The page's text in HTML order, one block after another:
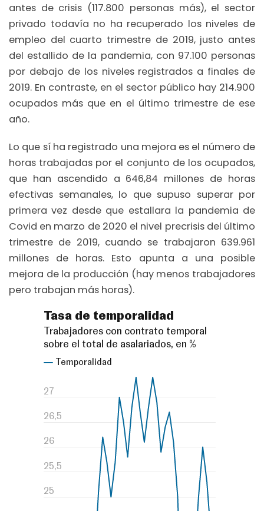
antes de crisis (117.800 personas más), el sector
privado todavía no ha recuperado los niveles de
empleo del cuarto trimestre de 2019, justo antes
del estallido de la pandemia, con 97.100 personas
por debajo de los niveles registrados a finales de
2019. En contraste, en el sector público hay 214.900
ocupados más que en el último trimestre de ese
año.
Lo que sí ha registrado una mejora es el número de
horas trabajadas por el conjunto de los ocupados,
que han ascendido a 646,84 millones de horas
efectivas semanales, lo que supuso superar por
primera vez desde que estallara la pandemia de
Covid en marzo de 2020 el nivel precrisis del último
trimestre de 2019, cuando se trabajaron 639.961
millones de horas. Esto apunta a una posible
mejora de la producción (hay menos trabajadores
pero trabajan más horas).